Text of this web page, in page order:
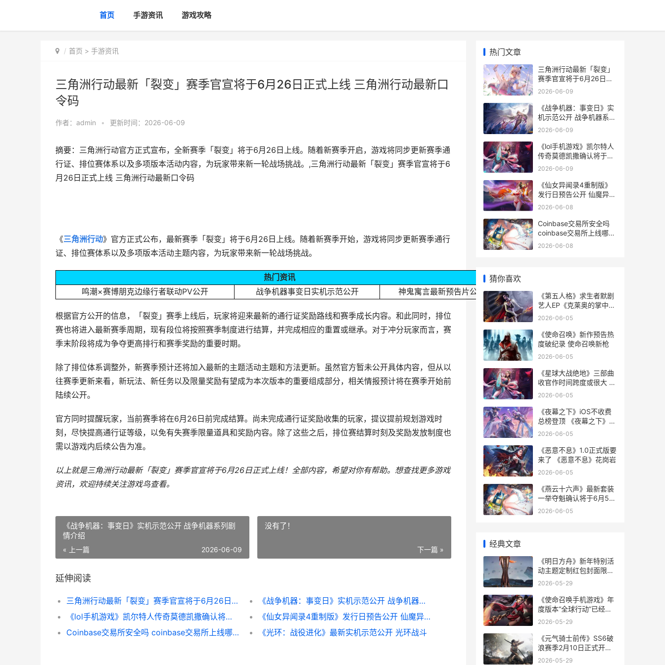
首页 手游资讯 游戏攻略
首页 > 手游资讯
三角洲行动最新「裂变」赛季官宣将于6月26日正式上线 三角洲行动最新口
令码
作者： admin • 更新时间：2026-06-09
摘要：三角洲行动官方正式宣布，全新赛季「裂变」将于6月26日上线。随着新赛季开启，游戏将同步更新赛季通
行证、排位赛体系以及多项版本活动内容，为玩家带来新一轮战场挑战。,三角洲行动最新「裂变」赛季官宣将于6
月26日正式上线 三角洲行动最新口令码
《三角洲行动》官方正式公布，最新赛季「裂变」将于6月26日上线。随着新赛季开始，游戏将同步更新赛季通行
证、排位赛体系以及多项版本活动主题内容，为玩家带来新一轮战场挑战。
热门资讯
鸣潮×赛博朋克边缘行者联动PV公开
战争机器事变日实机示范公开 神鬼寓言最新预告片公开
根据官方公开的信息，「裂变」赛季上线后，玩家将迎来最新的通行证奖励路线和赛季成长内容。和此同时，排位
赛也将进入最新赛季周期，现有段位将按照赛季制度进行结算，并完成相应的重置或继承。对于冲分玩家而言，赛
季末阶段将成为争夺更高排行和赛季奖励的重要时期。
除了排位体系调整外，新赛季预计还将加入最新的主题活动主题和方法更新。虽然官方暂未公开具体内容，但从以
往赛季更新来看，新玩法、新任务以及限量奖励有望成为本次版本的重要组成部分，相关情报预计将在赛季开始前
陆续公开。
官方同时提醒玩家，当前赛季将在6月26日前完成结算。尚未完成通行证奖励收集的玩家，提议提前规划游戏时
刻，尽快提高通行证等级，以免有失赛季限量道具和奖励内容。除了这些之后，排位赛结算时刻及奖励发放制度也
需以游戏内后续公告为准。
以上就是三角洲行动最新「裂变」赛季官宣将于6月26日正式上线！全部内容，希望对你有帮助。 想查找更多游戏
资讯，欢迎持续关注游戏鸟查看。
《战争机器：事变日》实机示范公开 战争机器系列剧
情介绍
« 上一篇 2026-06-09
没有了！
下一篇 »
延伸阅读
三角洲行动最新「裂变」赛季官宣将于6月26日正式上线 三角洲行动最新口令码
《战争机器：事变日》实机示范公开 战争机器系列剧情介绍
《lol手机游戏》凯尔特人传奇莫德凯撒确认将于6月9日正式上线 lol手机游戏叫什么
《仙女异闻录4重制版》发行日预告公开 仙魔异闻录
Coinbase交易所安全吗 coinbase交易所上线哪8个币
《光环：战役进化》最新实机示范公开 光环战斗
热门文章
三角洲行动最新「裂变」
赛季官宣将于6月26日正
式上线 三角洲行动最新口
2026-06-09
《战争机器：事变日》实
机示范公开 战争机器系列
剧情介绍
2026-06-09
《lol手机游戏》凯尔特人
传奇莫德凯撒确认将于6
月9日正式上线 lol手机游
2026-06-09
《仙女异闻录4重制版》
发行日预告公开 仙魔异闻
录
2026-06-08
Coinbase交易所安全吗
coinbase交易所上线哪8
个币
2026-06-08
猜你喜欢
《第五人格》求生者默剧
艺人EP《克莱奥的掌中
蝶》已正式公开 第五人格
2026-06-05
《使命召唤》新作预告热
度破纪录 使命召唤新枪
2026-06-05
《星球大战绝地》三部曲
收官作时间跨度或很大 星
球大战绝地传奇
2026-06-05
《夜幕之下》iOS不收费
总榜登顶 《夜幕之下》适
合学生读吗
2026-06-05
《恶意不息》1.0正式版要
来了 《恶意不息》花岗岩
2026-06-05
《燕云十六声》最新套装
一举夺魁确认将于6月5日
正式上线 燕云十六声云游
2026-06-05
经典文章
《明日方舟》新年特别活
动主题定制红包封面限量
派送 明日方舟新约能天使
2026-05-29
《使命召唤手机游戏》年
度版本“全球行动”已经正
式上线 《使命召唤》手游
2026-05-29
《元气骑士前传》SS6破
浪赛季2月10日正式开始
元气骑士前传黑暗骑士攻
2026-05-29